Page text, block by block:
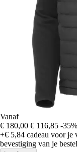
Vanaf
€ 180,00 € 116,85 -35%
+€ 5,84 cadeau voor je
bevestiging van je